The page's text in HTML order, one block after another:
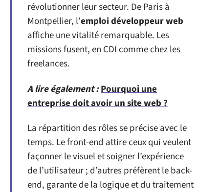
révolutionner leur secteur. De Paris à
Montpellier, l’emploi développeur web
affiche une vitalité remarquable. Les
missions fusent, en CDI comme chez les
freelances.
A lire également :Pourquoi une
entreprise doit avoir un site web ?
La répartition des rôles se précise avec le
temps. Le front-end attire ceux qui veulent
façonner le visuel et soigner l’expérience
de l’utilisateur ; d’autres préfèrent le back-
end, garante de la logique et du traitement